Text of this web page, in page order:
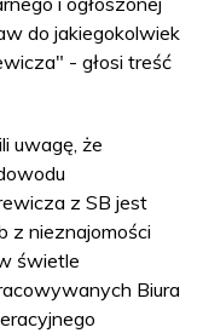
do jakiegokolwiek
- głosi treść
uwagę, że
z SB jest
z nieznajomości
świetle
Biura